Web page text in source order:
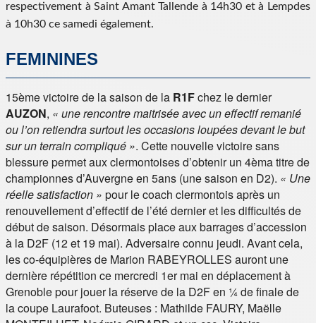
respectivement à Saint Amant Tallende à 14h30 et à Lempdes
à 10h30 ce samedi également.
FEMININES
15ème victoire de la saison de la R1Fchez le dernier
AUZON, « une rencontre maitrisée avec un effectif remanié
ou l’on retiendra surtout les occasions loupées devant le but
sur un terrain compliqué ». Cette nouvelle victoire sans
blessure permet aux clermontoises d’obtenir un 4èma titre de
championnes d’Auvergne en 5ans (une saison en D2). « Une
réelle satisfaction » pour le coach clermontois après un
renouvellement d’effectif de l’été dernier et les difficultés de
début de saison. Désormais place aux barrages d’accession
à la D2F (12 et 19 mai). Adversaire connu jeudi. Avant cela,
les co-équipières de Marion RABEYROLLES auront une
dernière répétition ce mercredi 1er mai en déplacement à
Grenoble pour jouer la réserve de la D2F en ¼ de finale de
la coupe Laurafoot. Buteuses : Mathilde FAURY, Maëlle